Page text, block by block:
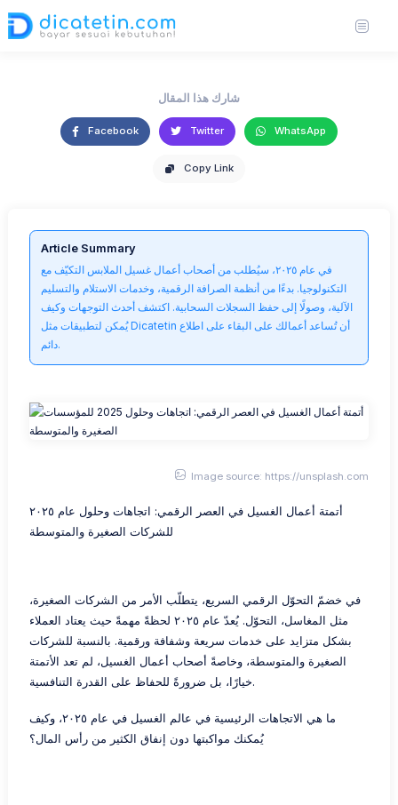
22 Jun 2025 4,654 views https://unsplash.com
شارك هذا المقال
Facebook Twitter WhatsApp
Copy Link
Article Summary
في عام ٢٠٢٥، سيُطلب من أصحاب أعمال غسيل الملابس التكيّف مع
التكنولوجيا. بدءًا من أنظمة الصرافة الرقمية، وخدمات الاستلام والتسليم
الآلية، وصولًا إلى حفظ السجلات السحابية. اكتشف أحدث التوجهات وكيف
يُمكن لتطبيقات مثل Dicatetin أن تُساعد أعمالك على البقاء على اطلاع
دائم.
Image source: https://unsplash.com
أتمتة أعمال الغسيل في العصر الرقمي: اتجاهات وحلول عام ٢٠٢٥
للشركات الصغيرة والمتوسطة
في خضمّ التحوّل الرقمي السريع، يتطلّب الأمر من الشركات الصغيرة،
مثل المغاسل، التحوّل. يُعدّ عام ٢٠٢٥ لحظةً مهمةً حيث يعتاد العملاء
بشكل متزايد على خدمات سريعة وشفافة ورقمية. بالنسبة للشركات
الصغيرة والمتوسطة، وخاصةً أصحاب أعمال الغسيل، لم تعد الأتمتة
خيارًا، بل ضرورةً للحفاظ على القدرة التنافسية.
ما هي الاتجاهات الرئيسية في عالم الغسيل في عام ٢٠٢٥، وكيف
يُمكنك مواكبتها دون إنفاق الكثير من رأس المال؟